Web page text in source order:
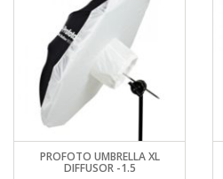
PROFOTO UMBRELLA XL
DIFFUSOR -1.5